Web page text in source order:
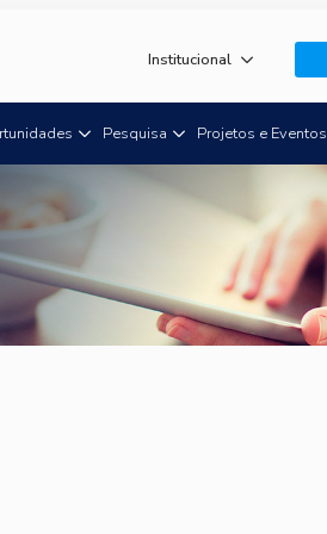
Institucional
Pesquisa Projetos e Eventos